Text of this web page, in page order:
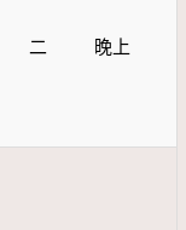
二 晚上